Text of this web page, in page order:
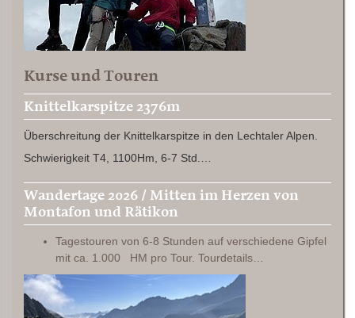
Kurse und Touren
Knittelkarspitze 2376m
Überschreitung der Knittelkarspitze in den Lechtaler Alpen.
Schwierigkeit T4, 1100Hm, 6-7 Std.…
Wandertage 2026 / Mitten im Herzen von
Montafon und Rätikon
Tagestouren von 6-8 Stunden auf verschiedene Gipfel
mit ca. 1.000 HM pro Tour. Tourdetails…